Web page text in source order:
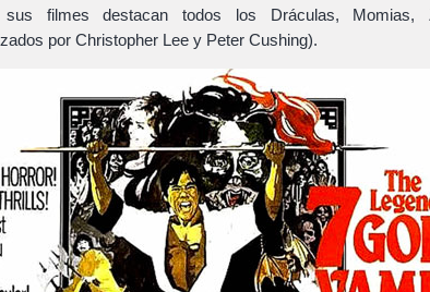
filmes destacan todos los Dráculas, Momias,
por Christopher Lee y Peter Cushing).